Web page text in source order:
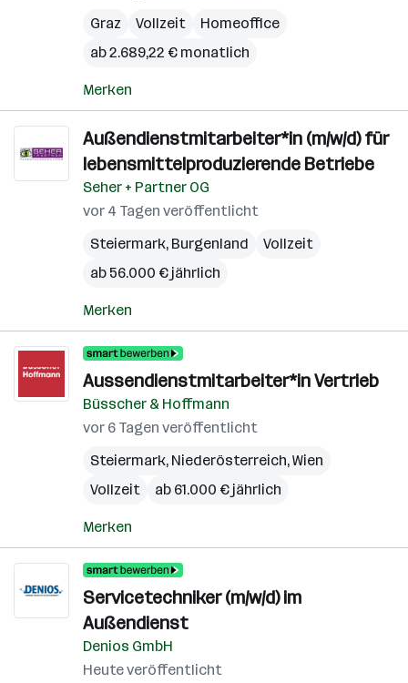
Graz
Vollzeit
Homeoffice
ab 2.689,22 € monatlich
Merken
Außendienstmitarbeiter*in (m/w/d) für
lebensmittelproduzierende Betriebe
Seher + Partner OG
vor 4 Tagen veröffentlicht
Steiermark, Burgenland
Vollzeit
ab 56.000 € jährlich
Merken
Aussendienstmitarbeiter*in Vertrieb
Büsscher & Hoffmann
vor 6 Tagen veröffentlicht
Steiermark, Niederösterreich,Wien
Vollzeit
ab 61.000 € jährlich
Merken
Servicetechniker (m/w/d) im
Außendienst
Denios GmbH
Heute veröffentlicht